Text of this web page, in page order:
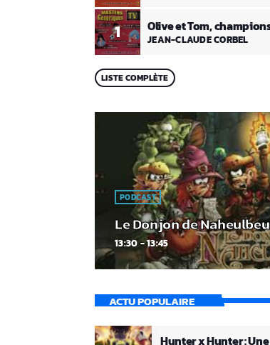
1 Olive et Tom,
JEAN-CLAUDE CORBEL
LISTE COMPLÈTE
PODCAST
Le Donjon de
13:30 - 13:45
ACTU POPULAIRE
Hunter x Hunter :